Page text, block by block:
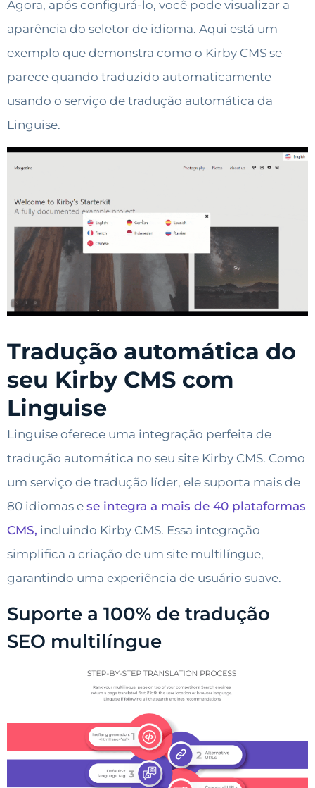
Agora, após configurá-lo, você pode visualizar a
aparência do seletor de idioma. Aqui está um
exemplo que demonstra como o Kirby CMS se
parece quando traduzido automaticamente
usando o serviço de tradução automática da
Linguise.
Tradução automática do
seu Kirby CMS com
Linguise
Linguise oferece uma integração perfeita de
tradução automática no seu site Kirby CMS. Como
um serviço de tradução líder, ele suporta mais de
80 idiomas e se integra a mais de 40 plataformas
CMS, incluindo Kirby CMS. Essa integração
simplifica a criação de um site multilíngue,
garantindo uma experiência de usuário suave.
Suporte a 100% de tradução
SEO multilíngue